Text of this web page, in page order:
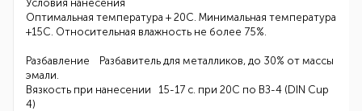
Условия нанесения
Оптимальная температура + 20С. Минимальная температура
+15С. Относительная влажность не более 75%.
Разбавление Разбавитель для металликов, до 30% от массы
эмали.
Вязкость при нанесении 15-17 с. при 20С по ВЗ-4 (DIN Cup
4)